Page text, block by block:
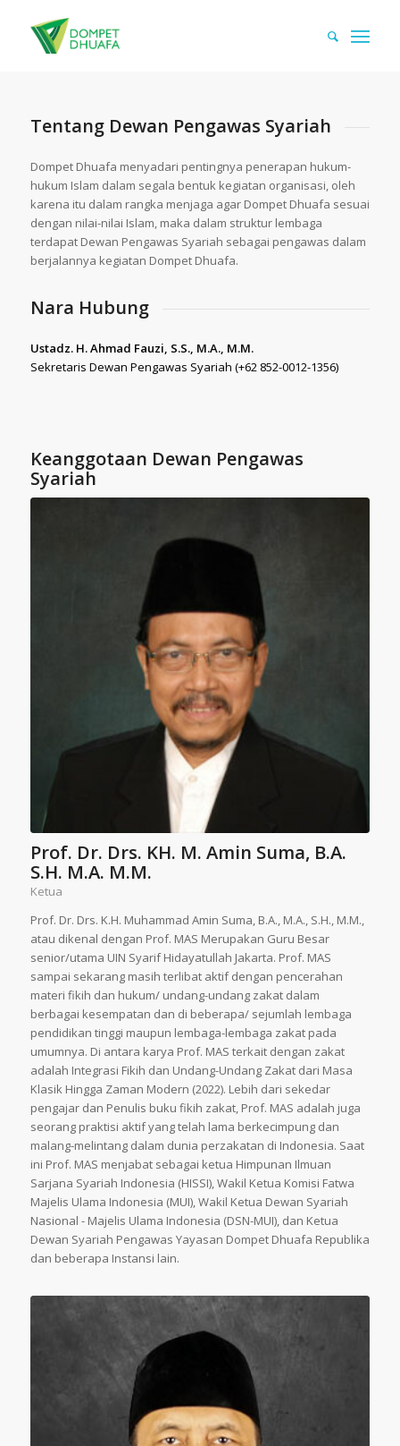
Tentang Dewan Pengawas Syariah
Dompet Dhuafa menyadari pentingnya penerapan hukum-
hukum Islam dalam segala bentuk kegiatan organisasi, oleh
karena itu dalam rangka menjaga agar Dompet Dhuafa sesuai
dengan nilai-nilai Islam, maka dalam struktur lembaga
terdapat Dewan Pengawas Syariah sebagai pengawas dalam
berjalannya kegiatan Dompet Dhuafa.
Nara Hubung
Ustadz. H. Ahmad Fauzi, S.S., M.A., M.M.
Sekretaris Dewan Pengawas Syariah (+62 852-0012-1356)
Keanggotaan Dewan Pengawas
Syariah
Prof. Dr. Drs. KH. M. Amin Suma, B.A.
S.H. M.A. M.M.
Ketua
Prof. Dr. Drs. K.H. Muhammad Amin Suma, B.A., M.A., S.H., M.M.,
atau dikenal dengan Prof. MAS Merupakan Guru Besar
senior/utama UIN Syarif Hidayatullah Jakarta. Prof. MAS
sampai sekarang masih terlibat aktif dengan pencerahan
materi fikih dan hukum/ undang-undang zakat dalam
berbagai kesempatan dan di beberapa/ sejumlah lembaga
pendidikan tinggi maupun lembaga-lembaga zakat pada
umumnya. Di antara karya Prof. MAS terkait dengan zakat
adalah Integrasi Fikih dan Undang-Undang Zakat dari Masa
Klasik Hingga Zaman Modern (2022). Lebih dari sekedar
pengajar dan Penulis buku fikih zakat, Prof. MAS adalah juga
seorang praktisi aktif yang telah lama berkecimpung dan
malang-melintang dalam dunia perzakatan di Indonesia. Saat
ini Prof. MAS menjabat sebagai ketua Himpunan Ilmuan
Sarjana Syariah Indonesia (HISSI), Wakil Ketua Komisi Fatwa
Majelis Ulama Indonesia (MUI), Wakil Ketua Dewan Syariah
Nasional - Majelis Ulama Indonesia (DSN-MUI), dan Ketua
Dewan Syariah Pengawas Yayasan Dompet Dhuafa Republika
dan beberapa Instansi lain.